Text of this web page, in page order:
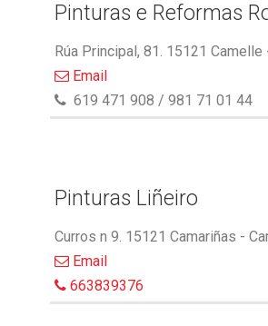
Pinturas e Reformas
Rúa Principal, 81. 15121 Camelle
Email
619 471 908 / 981 71 01 44
Pinturas Liñeiro
Curros n 9. 15121 Camariñas -
Email
663839376